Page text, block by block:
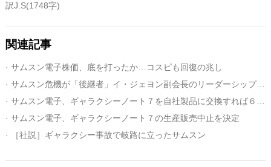
訳J.S(1748字)
関連記事
· サムスン電子株価、底を打ったか…コスピも回復の兆し
· サムスン危機が「後継者」イ・ジェヨン副会長のリーダーシップの試金石に
· サムスン電子、ギャラクシーノート７の生産販売中止を決定
· ［社説］ギャラクシー事故で岐路に立ったサムスン